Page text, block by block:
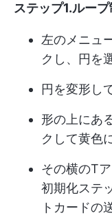
ステップ1.ループ
左のメニュ
クし、円を
円を変形し
形の上にあ
クして黄色
その横のT
初期化ステ
トカードの